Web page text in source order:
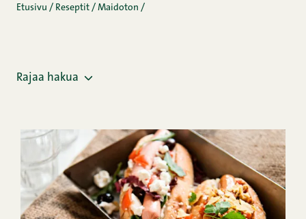
Etusivu / Reseptit / Maidoton /
Rajaa hakua